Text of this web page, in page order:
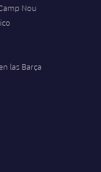
Nou
las Barça